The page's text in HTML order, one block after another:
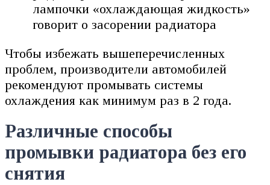
лампочки «охлаждающая жидкость»
говорит о засорении радиатора
Чтобы избежать вышеперечисленных
проблем, производители автомобилей
рекомендуют промывать системы
охлаждения как минимум раз в 2 года.
Различные способы
промывки радиатора без его
снятия